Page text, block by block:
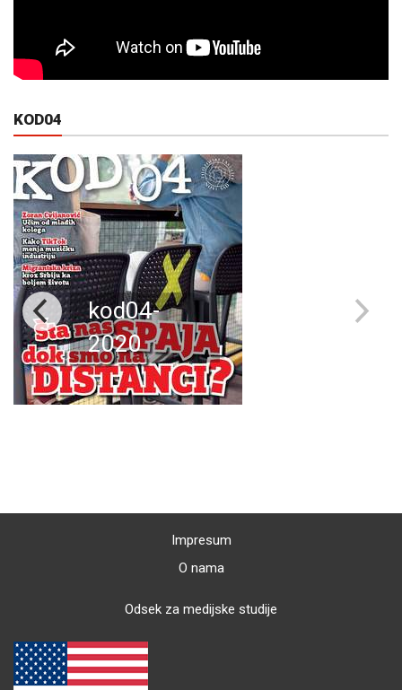
KOD04
kod04-
2020
Impresum
O nama
Odsek za medijske studije